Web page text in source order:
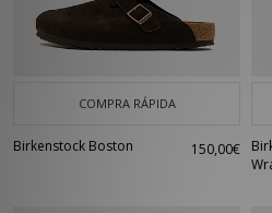
COMPRA RÁPIDA
Birkenstock Boston 150,00€